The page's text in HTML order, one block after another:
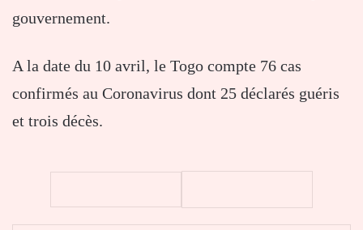
gouvernement.
A la date du 10 avril, le Togo compte 76 cas
confirmés au Coronavirus dont 25 déclarés guéris
et trois décès.